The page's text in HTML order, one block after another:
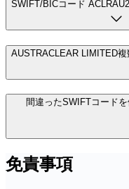
SWIFT/BICコード
AUSTRACLEAR LIMITED
間違ったSWIFTコード
免責事項